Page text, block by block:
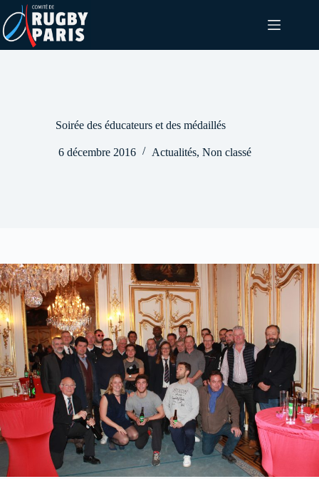
Passer
au
contenu
Soirée des éducateurs et des médaillés
6 décembre 2016 Actualités, Non classé